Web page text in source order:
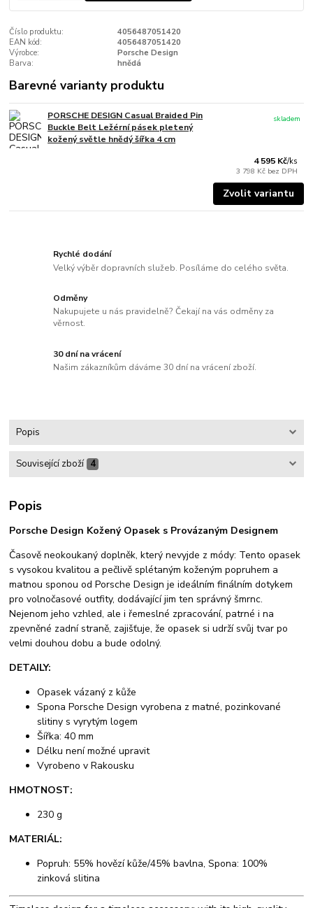
Číslo produktu:
4056487051420
EAN kód:
4056487051420
Výrobce:
Porsche Design
Barva:
hnědá
Barevné varianty produktu
PORSCHE DESIGN Casual Braided Pin
Buckle Belt Ležérní pásek pletený
kožený světle hnědý šířka 4 cm
4 595 Kč/ks
3 798 Kč bez DPH
skladem
Zvolit variantu
Rychlé dodání
Velký výběr dopravních služeb. Posíláme do celého světa.
Odměny
Nakupujete u nás pravidelně? Čekají na vás odměny za
věrnost.
30 dní na vrácení
Našim zákazníkům dáváme 30 dní na vrácení zboží.
Popis
Související zboží 4
Popis
Porsche Design Kožený Opasek s Provázaným Designem
Časově neokoukaný doplněk, který nevyjde z módy: Tento opasek
s vysokou kvalitou a pečlivě splétaným koženým popruhem a
matnou sponou od Porsche Design je ideálním finálním dotykem
pro volnočasové outfity, dodávající jim ten správný šmrnc.
Nejenom jeho vzhled, ale i řemeslné zpracování, patrné i na
zpevněné zadní straně, zajišťuje, že opasek si udrží svůj tvar po
velmi douhou dobu a bude odolný.
DETAILY:
Opasek vázaný z kůže
Spona Porsche Design vyrobena z matné, pozinkované
slitiny s vyrytým logem
Šířka: 40 mm
Délku není možné upravit
Vyrobeno v Rakousku
HMOTNOST:
230 g
MATERIÁL:
Popruh: 55% hovězí kůže/45% bavlna, Spona: 100%
zinková slitina